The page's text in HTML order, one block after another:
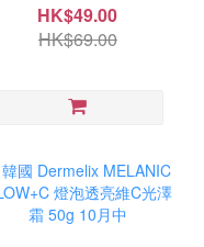
HK$49.00
HK$69.00